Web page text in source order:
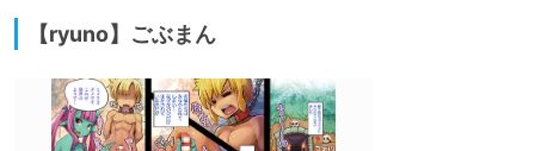
【ryuno】ごぶまん